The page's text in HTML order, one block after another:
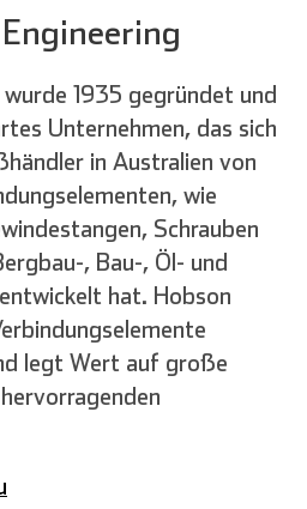
1935 gegründet und
Unternehmen, das sich
in Australien von
wie
Schrauben
, Bau-, Öl- und
hat. Hobson
legt Wert auf große